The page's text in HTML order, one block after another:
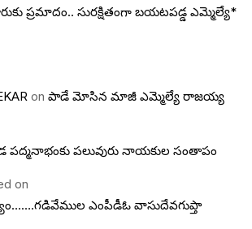
ప్రమాదం.. సురక్షితంగా బయటపడ్డ ఎమ్మెల్యే*
on పాడే మోసిన మాజీ ఎమ్మెల్యే రాజయ్య
పద్మనాభంకు పలువురు నాయకుల సంతాపం
on
ఎంపీడీఓ వాసుదేవగుప్తా